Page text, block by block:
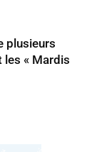
plusieurs
les « Mardis